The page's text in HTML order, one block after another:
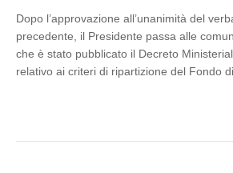
Dopo l’approvazione all’unanimità del
precedente, il Presidente passa alle
che è stato pubblicato il Decreto
relativo ai criteri di ripartizione del Fondo